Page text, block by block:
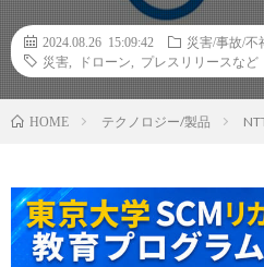
2024.08.26 15:09:42
災害/事故/不
災害
ドローン プレスリリースなど
HOME テクノロジー/製品